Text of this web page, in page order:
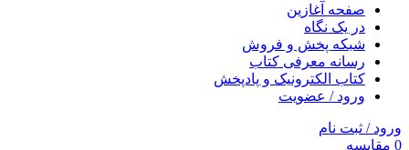
صفحه آغازین
در یک نگاه
شبکه پخش و فروش
رسانه معرفی کتاب
کتاب الکترونیک و پادپخش
ورود / عضویت
ورود / ثبت نام
0 مقایسه